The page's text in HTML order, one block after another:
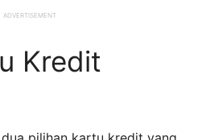
ADVERTISEMENT
Kredit